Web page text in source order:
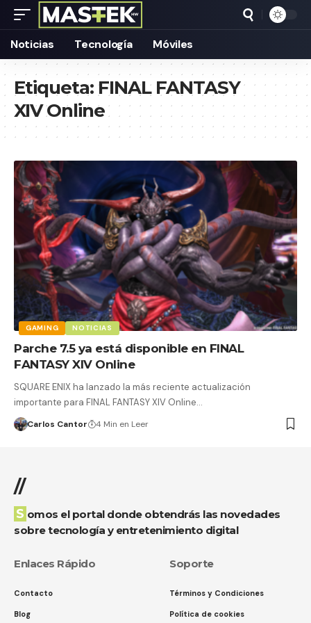
Noticias Tecnología Móviles
Etiqueta:FINAL FANTASY
XIV Online
GAMING NOTICIAS
Parche 7.5 ya está disponible en FINAL
FANTASY XIV Online
SQUARE ENIX ha lanzado la más reciente actualización
importante para FINAL FANTASY XIV Online…
Carlos Cantor 4 Min en Leer
//
Somos el portal donde obtendrás las novedades
sobre tecnología y entretenimiento digital
Enlaces Rápido
Contacto
Blog
Soporte
Términos y Condiciones
Política de cookies